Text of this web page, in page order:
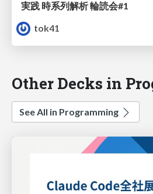
実践 時系列解析 輪読会#1
tok41
Other Decks in
See All in Programming